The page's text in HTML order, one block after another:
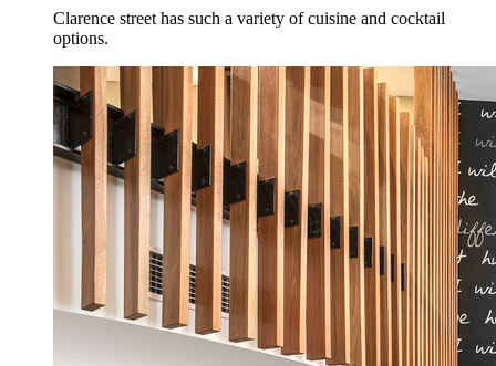
Clarence street has such a variety of cuisine and cocktail
options.